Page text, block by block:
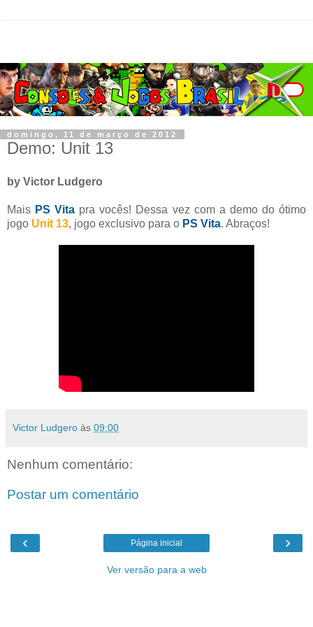
domingo, 11 de março de 2012
Demo: Unit 13
by Victor Ludgero
Mais PS Vita pra vocês! Dessa vez com a demo do ótimo
jogo Unit 13, jogo exclusivo para o PS Vita. Abraços!
Victor Ludgero às 09:00
Nenhum comentário:
Postar um comentário
‹ ›
Página inicial
Ver versão para a web